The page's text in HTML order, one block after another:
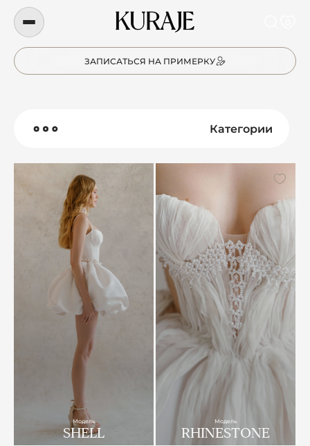
ЗАПИСАТЬСЯ НА ПРИМЕРКУ
Категории
Модель
SHELL
Модель
RHINESTONE